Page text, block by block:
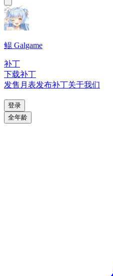
鲲 Galgame
补丁
下载补丁
发售月表发布补丁关于我们
登录
全年龄